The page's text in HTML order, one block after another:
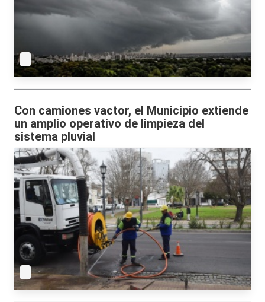
Con camiones vactor, el Municipio extiende
un amplio operativo de limpieza del
sistema pluvial